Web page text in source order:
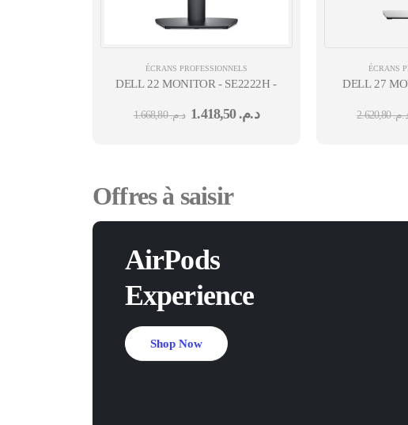
ÉCRANS PROFESSIONNELS
DELL 22 MONITOR - SE2222H - 54.5 CM (21.6") 36M
د.م.1.668,80 د.م. 1.418,50
ÉCRANS
DELL 27
د.م.2.620,80
Offres à saisir
AirPods
Experience
Shop Now